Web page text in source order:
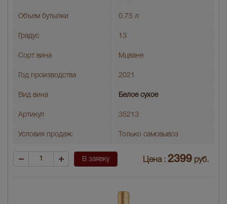
Объем бутылки 0.75 л
Градус 13
Сорт вина Мцване
Год производства 2021
Вид вина Белое сухое
Артикул 35213
Условия продаж: Только самовывоз
В заявку Цена : 2399 руб.